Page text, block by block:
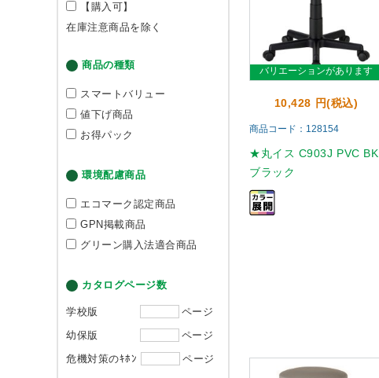
【購入可】
在庫注意商品を除く
商品の種類
スマートバリュー
値下げ商品
お得パック
環境配慮商品
エコマーク認定商品
GPN掲載商品
グリーン購入法適合商品
カタログページ数
学校版
ページ
幼保版
ページ
危機対策のｷﾎﾝ
ページ
バリエーションがあります
10,428 円(税込)
商品コード：128154
★丸イス C903J PVC BK
ブラック